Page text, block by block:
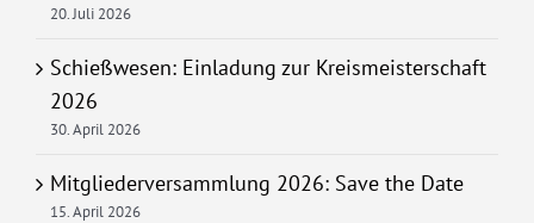
20. Juli 2026
Schießwesen: Einladung zur Kreismeisterschaft
2026
30. April 2026
Mitgliederversammlung 2026: Save the Date
15. April 2026